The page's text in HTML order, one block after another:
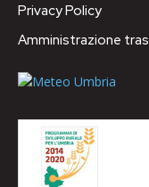
Privacy Policy
Amministrazione